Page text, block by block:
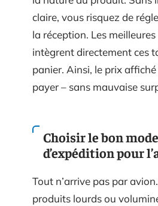
claire, vous risquez de
la réception. Les
intègrent directement ces
panier. Ainsi, le prix
payer – sans mauvaise
Choisir le bon mode
d’expédition pour
Tout n’arrive pas par
produits lourds ou